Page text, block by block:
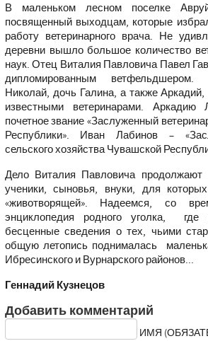
В маленьком лесном поселке
посвященный выходцам, которые
работу ветеринарного врача. Не
деревни вышло большое количество
наук. Отец Виталия Павловича Павел
дипломированным
Николай, дочь Галина, а также
известными ветеринарами. Аркадию
почетное звание «Заслуженный
Республики». Иван Лабинов –
сельского хозяйства Чувашской
Дело Виталия Павловича продолжают
ученики, сыновья, внуки, для
«животворящей». Надеемся, со
энциклопедия родного уголка,
бесценные сведения о тех, чьими
общую летопись поднималась
Ибресинского и Вурнарского районов...
Геннадий Кузнецов
Добавить комментарий
ИМЯ